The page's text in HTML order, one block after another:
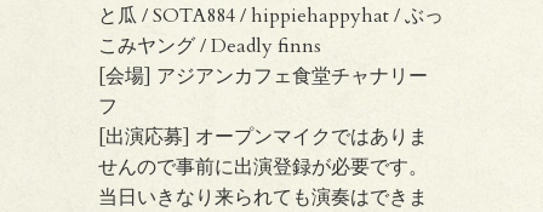
と瓜 / SOTA884 / hippiehappyhat / ぶっ
こみヤング / Deadly finns
[会場] アジアンカフェ食堂チャナリー
フ
[出演応募] オープンマイクではありま
せんので事前に出演登録が必要です。
当日いきなり来られても演奏はできま